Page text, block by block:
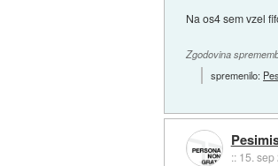
Na os4 sem vzel
Zgodovina
spremenilo:
:: 15. sep